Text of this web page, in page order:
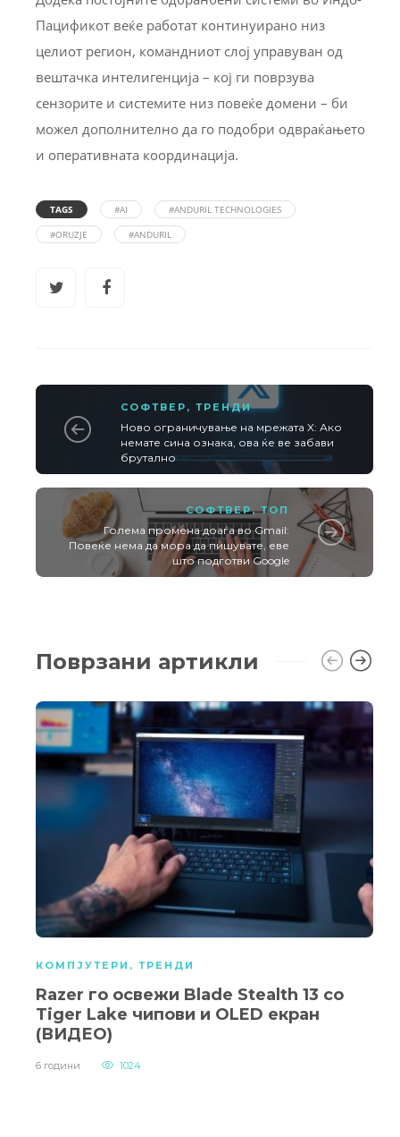
Пацификот веќе работат континуирано низ
целиот регион, командниот слој управуван од
вештачка интелигенција – кој ги поврзува
сензорите и системите низ повеќе домени – би
можел дополнително да го подобри одвраќањето
и оперативната координација.
TAGS #AI
#ANDURIL TECHNOLOGIES
#ORUZJE
#ANDURIL
СОФТВЕР , ТРЕНДИ
Ново ограничување на мрежата X: Ако
немате сина ознака, ова ќе ве забави
брутално
СОФТВЕР,ТОП
Голема промена доаѓа во Gmail:
Повеќе нема да мора да пишувате, еве
што подготви Google
Поврзани артикли
КОМПЈУТЕРИ , ТРЕНДИ
Razer го освежи Blade Stealth 13 со
Tiger Lake чипови и OLED екран
(ВИДЕО)
6 години 1024